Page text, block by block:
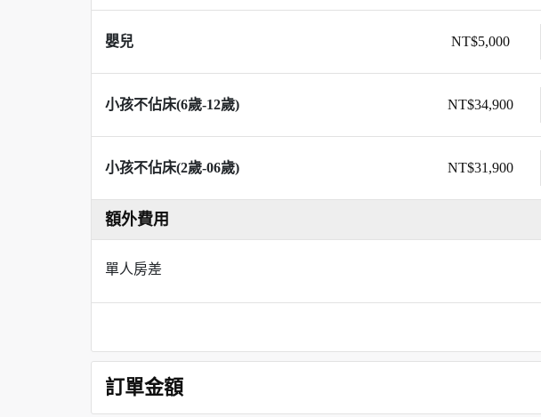
嬰兒 NT$5,000
小孩不佔床(6歲-12歲) NT$34,900
小孩不佔床(2歲-06歲) NT$31,900
額外費用
單人房差
訂單金額